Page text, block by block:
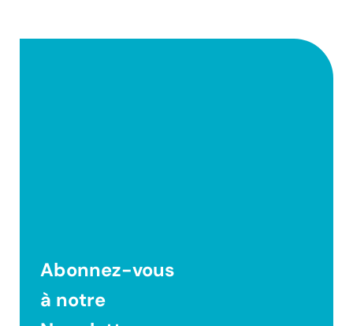
Abonnez-vous
à notre